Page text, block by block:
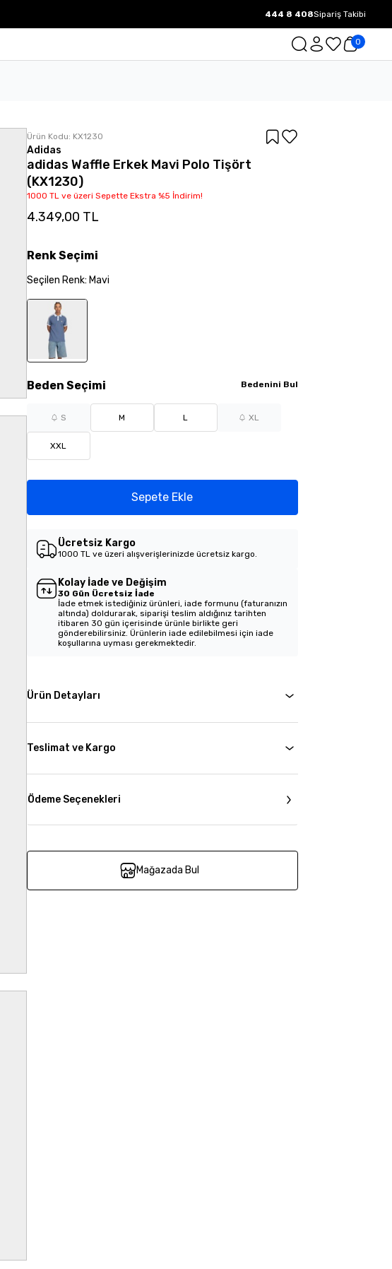
1000 TL ve üzeri Ücretsiz Kargo.
444 8 408Sipariş Takibi
0
Ürün Kodu: KX1230
Adidas
adidas Waffle Erkek Mavi Polo Tişört
(KX1230)
1000 TL ve üzeri Sepette Ekstra %5 İndirim!
4.349,00 TL
Beden Seçimi Bedenini Bul
S M L XL
XXL
RenkSeçimi
Seçilen Renk: Mavi
Sepete Ekle
Ücretsiz Kargo
1000 TL ve üzeri alışverişlerinizde ücretsiz kargo.
Kolay İade ve Değişim
30 Gün Ücretsiz İade
İade etmek istediğiniz ürünleri, iade formunu (faturanızın
altında) doldurarak, siparişi teslim aldığınız tarihten
itibaren 30 gün içerisinde ürünle birlikte geri
gönderebilirsiniz. Ürünlerin iade edilebilmesi için iade
koşullarına uyması gerekmektedir.
Ürün Detayları
Teslimat ve Kargo
Ödeme Seçenekleri
Mağazada Bul